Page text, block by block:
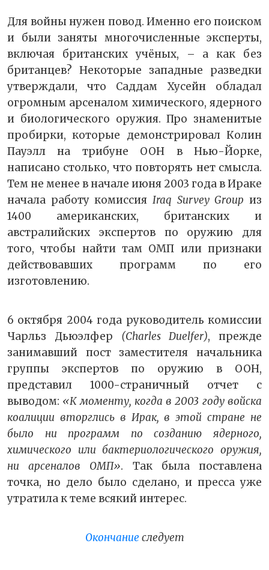
Для войны нужен повод. Именно его поиском
и были заняты многочисленные эксперты,
включая британских учёных, – а как без
британцев? Некоторые западные разведки
утверждали, что Саддам Хусейн обладал
огромным арсеналом химического, ядерного
и биологического оружия. Про знаменитые
пробирки, которые демонстрировал Колин
Пауэлл на трибуне ООН в Нью-Йорке,
написано столько, что повторять нет смысла.
Тем не менее в начале июня 2003 года в Ираке
начала работу комиссия Iraq Survey Group из
1400 американских, британских и
австралийских экспертов по оружию для
того, чтобы найти там ОМП или признаки
действовавших программ по его
изготовлению.
6 октября 2004 года руководитель комиссии
Чарльз Дьюэлфер (Charles Duelfer), прежде
занимавший пост заместителя начальника
группы экспертов по оружию в ООН,
представил 1000-страничный отчет с
выводом: «К моменту, когда в 2003 году войска
коалиции вторглись в Ирак, в этой стране не
было ни программ по созданию ядерного,
химического или бактериологического оружия,
ни арсеналов ОМП». Так была поставлена
точка, но дело было сделано, и пресса уже
утратила к теме всякий интерес.
Окончание следует